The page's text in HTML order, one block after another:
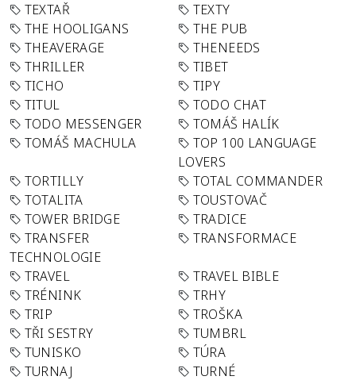
TEXTAŘ
TEXTY
THE HOOLIGANS
THE PUB
THEAVERAGE
THENEEDS
THRILLER
TIBET
TICHO
TIPY
TITUL
TODO CHAT
TODO MESSENGER
TOMÁŠ HALÍK
TOMÁŠ MACHULA
TOP 100 LANGUAGE
LOVERS
TORTILLY
TOTAL COMMANDER
TOTALITA
TOUSTOVAČ
TOWER BRIDGE
TRADICE
TRANSFER
TECHNOLOGIE
TRANSFORMACE
TRAVEL
TRAVEL BIBLE
TRÉNINK
TRHY
TRIP
TROŠKA
TŘI SESTRY
TUMBRL
TUNISKO
TÚRA
TURNAJ
TURNÉ